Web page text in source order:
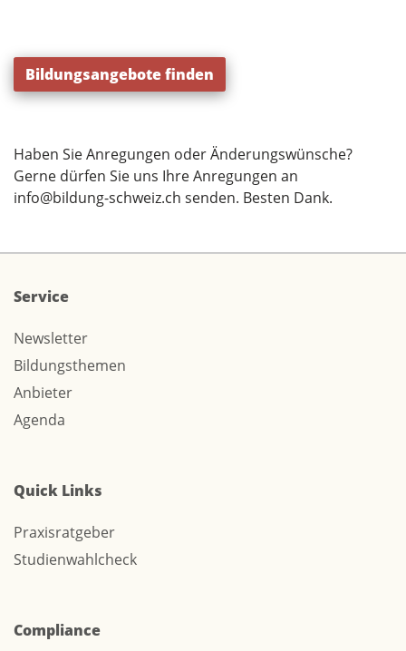
Bildungsangebote finden
Haben Sie Anregungen oder Änderungswünsche?
Gerne dürfen Sie uns Ihre Anregungen an
info@bildung-schweiz.ch senden. Besten Dank.
Service
Newsletter
Bildungsthemen
Anbieter
Agenda
Quick Links
Praxisratgeber
Studienwahlcheck
Compliance